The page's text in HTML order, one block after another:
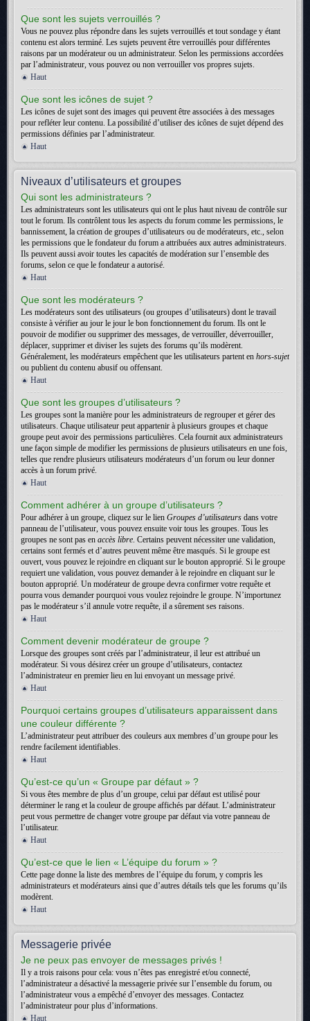
Que sont les sujets verrouillés ?
Vous ne pouvez plus répondre dans les sujets verrouillés et tout sondage y étant
contenu est alors terminé. Les sujets peuvent être verrouillés pour différentes
raisons par un modérateur ou un administrateur. Selon les permissions accordées
par l’administrateur, vous pouvez ou non verrouiller vos propres sujets.
Haut
Que sont les icônes de sujet ?
Les icônes de sujet sont des images qui peuvent être associées à des messages
pour refléter leur contenu. La possibilité d’utiliser des icônes de sujet dépend des
permissions définies par l’administrateur.
Haut
Niveaux d’utilisateurs et groupes
Qui sont les administrateurs ?
Les administrateurs sont les utilisateurs qui ont le plus haut niveau de contrôle sur
tout le forum. Ils contrôlent tous les aspects du forum comme les permissions, le
bannissement, la création de groupes d’utilisateurs ou de modérateurs, etc., selon
les permissions que le fondateur du forum a attribuées aux autres administrateurs.
Ils peuvent aussi avoir toutes les capacités de modération sur l’ensemble des
forums, selon ce que le fondateur a autorisé.
Haut
Que sont les modérateurs ?
Les modérateurs sont des utilisateurs (ou groupes d’utilisateurs) dont le travail
consiste à vérifier au jour le jour le bon fonctionnement du forum. Ils ont le
pouvoir de modifier ou supprimer des messages, de verrouiller, déverrouiller,
déplacer, supprimer et diviser les sujets des forums qu’ils modèrent.
Généralement, les modérateurs empêchent que les utilisateurs partent en hors-sujet
ou publient du contenu abusif ou offensant.
Haut
Que sont les groupes d’utilisateurs ?
Les groupes sont la manière pour les administrateurs de regrouper et gérer des
utilisateurs. Chaque utilisateur peut appartenir à plusieurs groupes et chaque
groupe peut avoir des permissions particulières. Cela fournit aux administrateurs
une façon simple de modifier les permissions de plusieurs utilisateurs en une fois,
telles que rendre plusieurs utilisateurs modérateurs d’un forum ou leur donner
accès à un forum privé.
Haut
Comment adhérer à un groupe d’utilisateurs ?
Pour adhérer à un groupe, cliquez sur le lien Groupes d’utilisateurs dans votre
panneau de l’utilisateur, vous pouvez ensuite voir tous les groupes. Tous les
groupes ne sont pas en accès libre. Certains peuvent nécessiter une validation,
certains sont fermés et d’autres peuvent même être masqués. Si le groupe est
ouvert, vous pouvez le rejoindre en cliquant sur le bouton approprié. Si le groupe
requiert une validation, vous pouvez demander à le rejoindre en cliquant sur le
bouton approprié. Un modérateur de groupe devra confirmer votre requête et
pourra vous demander pourquoi vous voulez rejoindre le groupe. N’importunez
pas le modérateur s’il annule votre requête, il a sûrement ses raisons.
Haut
Comment devenir modérateur de groupe ?
Lorsque des groupes sont créés par l’administrateur, il leur est attribué un
modérateur. Si vous désirez créer un groupe d’utilisateurs, contactez
l’administrateur en premier lieu en lui envoyant un message privé.
Haut
Pourquoi certains groupes d’utilisateurs apparaissent dans
une couleur différente ?
L’administrateur peut attribuer des couleurs aux membres d’un groupe pour les
rendre facilement identifiables.
Haut
Qu’est-ce qu’un « Groupe par défaut » ?
Si vous êtes membre de plus d’un groupe, celui par défaut est utilisé pour
déterminer le rang et la couleur de groupe affichés par défaut. L’administrateur
peut vous permettre de changer votre groupe par défaut via votre panneau de
l’utilisateur.
Haut
Qu’est-ce que le lien « L’équipe du forum » ?
Cette page donne la liste des membres de l’équipe du forum, y compris les
administrateurs et modérateurs ainsi que d’autres détails tels que les forums qu’ils
modèrent.
Haut
Messagerie privée
Je ne peux pas envoyer de messages privés !
Il y a trois raisons pour cela: vous n’êtes pas enregistré et/ou connecté,
l’administrateur a désactivé la messagerie privée sur l’ensemble du forum, ou
l’administrateur vous a empêché d’envoyer des messages. Contactez
l’administrateur pour plus d’informations.
Haut